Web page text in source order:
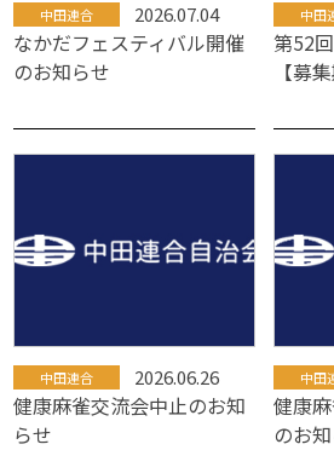
中田連合 2026.07.04
なかだフェスティバル開催
のお知らせ
中田
第52
【募
中田連合 2026.06.26
健康麻雀交流会中止のお知
らせ
中田
健康
のお